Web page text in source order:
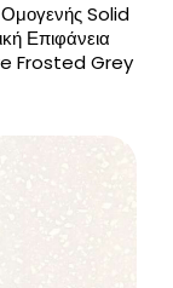
Solid
Επιφάνεια
Frosted Grey